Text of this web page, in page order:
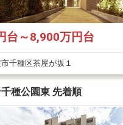
台～8,900万円台
千種区茶屋が坂１
種公園東 先着順